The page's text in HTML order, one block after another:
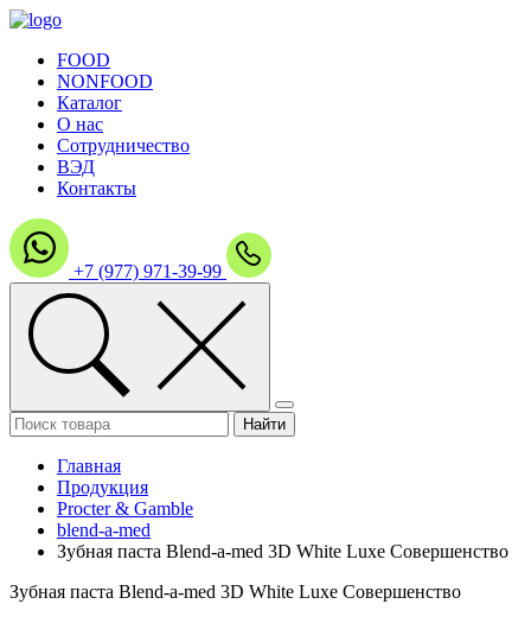
FOOD
NONFOOD
Каталог
О нас
Сотрудничество
ВЭД
Контакты
+7 (977) 971-39-99
Главная
Продукция
Procter & Gamble
blend-a-med
Зубная паста Blend-a-med 3D White Luxe Совершенство
Зубная паста Blend-a-med 3D White Luxe Совершенство